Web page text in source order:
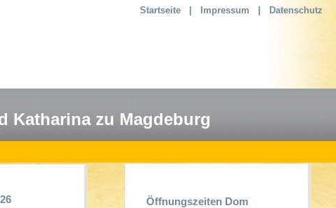
Startseite Impressum Datenschutz
Katharina zu Magdeburg
Öffnungszeiten Dom